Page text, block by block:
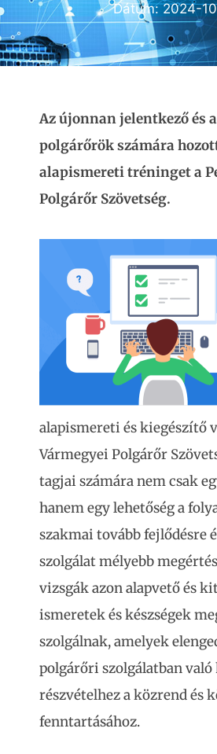
Dátum:2024-
Az újonnan jelentkező és
polgárőrök számára
alapismereti tréninget a
Polgárőr Szövetség.
alapismereti és kiegészítő
Vármegyei Polgárőr
tagjai számára nem csak
hanem egy lehetőség a
szakmai tovább fejlődésre
szolgálat mélyebb
vizsgák azon alapvető és
ismeretek és készségek
szolgálnak, amelyek
polgárőri szolgálatban
részvételhez a közrend és
fenntartásához.